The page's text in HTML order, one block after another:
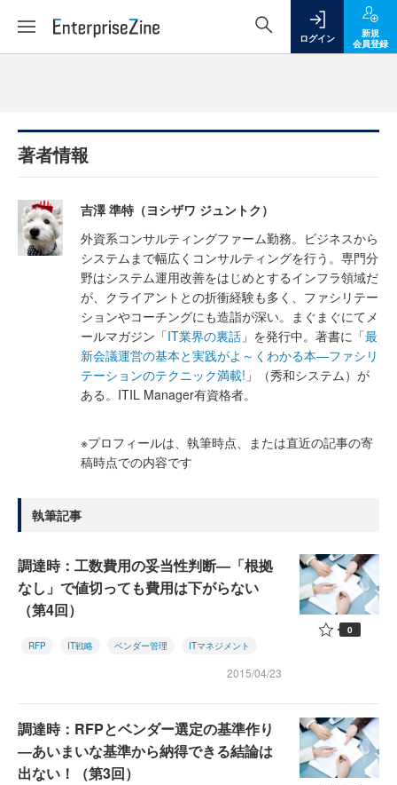
ログイン
新規
会員登録
著者情報
吉澤 準特（ヨシザワ ジュントク）
外資系コンサルティングファーム勤務。ビジネスから
システムまで幅広くコンサルティングを行う。専門分
野はシステム運用改善をはじめとするインフラ領域だ
が、クライアントとの折衝経験も多く、ファシリテー
ションやコーチングにも造詣が深い。まぐまぐにてメ
ールマガジン「IT業界の裏話 」を発行中。著書に「最
新会議運営の基本と実践がよ～くわかる本―ファシリ
テーションのテクニック満載! 」（秀和システム）が
ある。ITIL Manager有資格者。
※プロフィールは、執筆時点、または直近の記事の寄
稿時点での内容です
執筆記事
調達時：工数費用の妥当性判断―「根拠
なし」で値切っても費用は下がらない
（第4回）
RFP IT戦略 ベンダー管理 ITマネジメント
2015/04/23
0
調達時：RFPとベンダー選定の基準作り
―あいまいな基準から納得できる結論は
出ない！（第3回）